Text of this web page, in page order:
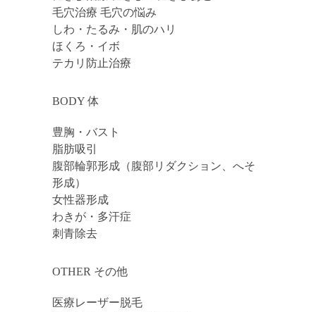
毛穴治療 毛穴の悩み
しわ・たるみ・肌のハリ
ほくろ・イボ
テカリ防止治療
BODY 体
豊胸・バスト
脂肪吸引
腹部輪郭形成（腹部リダクション、へそ
形成）
女性器形成
わきが・多汗症
刺青除去
OTHER その他
医療レーザー脱毛